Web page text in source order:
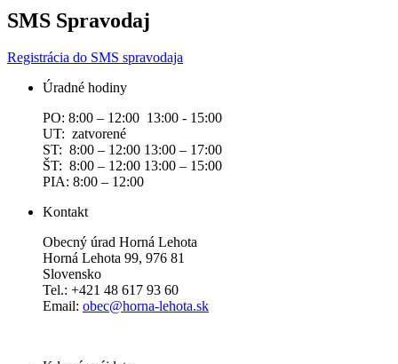
SMS Spravodaj
Registrácia do SMS spravodaja
Úradné hodiny
PO: 8:00 – 12:00 13:00 - 15:00
UT: zatvorené
ST: 8:00 – 12:00 13:00 – 17:00
ŠT: 8:00 – 12:00 13:00 – 15:00
PIA: 8:00 – 12:00
Kontakt
Obecný úrad Horná Lehota
Horná Lehota 99, 976 81
Slovensko
Tel.: +421 48 617 93 60
Email: obec@horna-lehota.sk